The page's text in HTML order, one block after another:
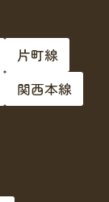
片町線
関西本線